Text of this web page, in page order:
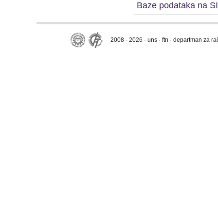
Baze podataka na
2008 - 2026 · uns · ftn · departman za